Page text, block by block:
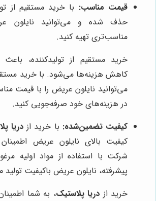
قیمت مناسب: با خرید مستقیم از
حذف شده و می‌توانید نایلون
مناسب‌تری تهیه کنید.
خرید مستقیم از تولیدکننده،
کاهش هزینه‌ها می‌شود. با خرید
می‌توانید نایلون عریض را با قیمت
در هزینه‌های خود صرفه‌جویی کنید.
کیفیت تضمین‌شده: با خرید ازدریا
کیفیت بالای نایلون عریض
شرکت با استفاده از مواد اولیه
پیشرفته، نایلون عریض باکیفیت تولید
خرید از دریا پلاستیک، به شما